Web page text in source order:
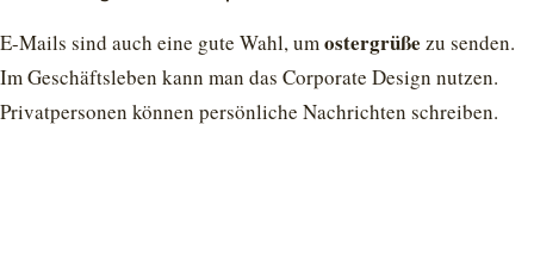
E-Mails sind auch eine gute Wahl, umostergrüße zu senden.
Im Geschäftsleben kann man das Corporate Design nutzen.
Privatpersonen können persönliche Nachrichten schreiben.